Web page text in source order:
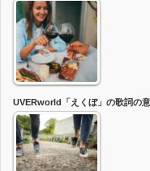
UVERworld「えくぼ」の歌詞の